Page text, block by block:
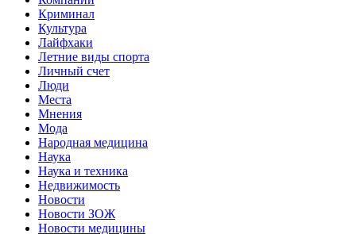
Криминал
Культура
Лайфхаки
Летние виды спорта
Личный счет
Люди
Места
Мнения
Мода
Народная медицина
Наука
Наука и техника
Недвижимость
Новости
Новости ЗОЖ
Новости медицины